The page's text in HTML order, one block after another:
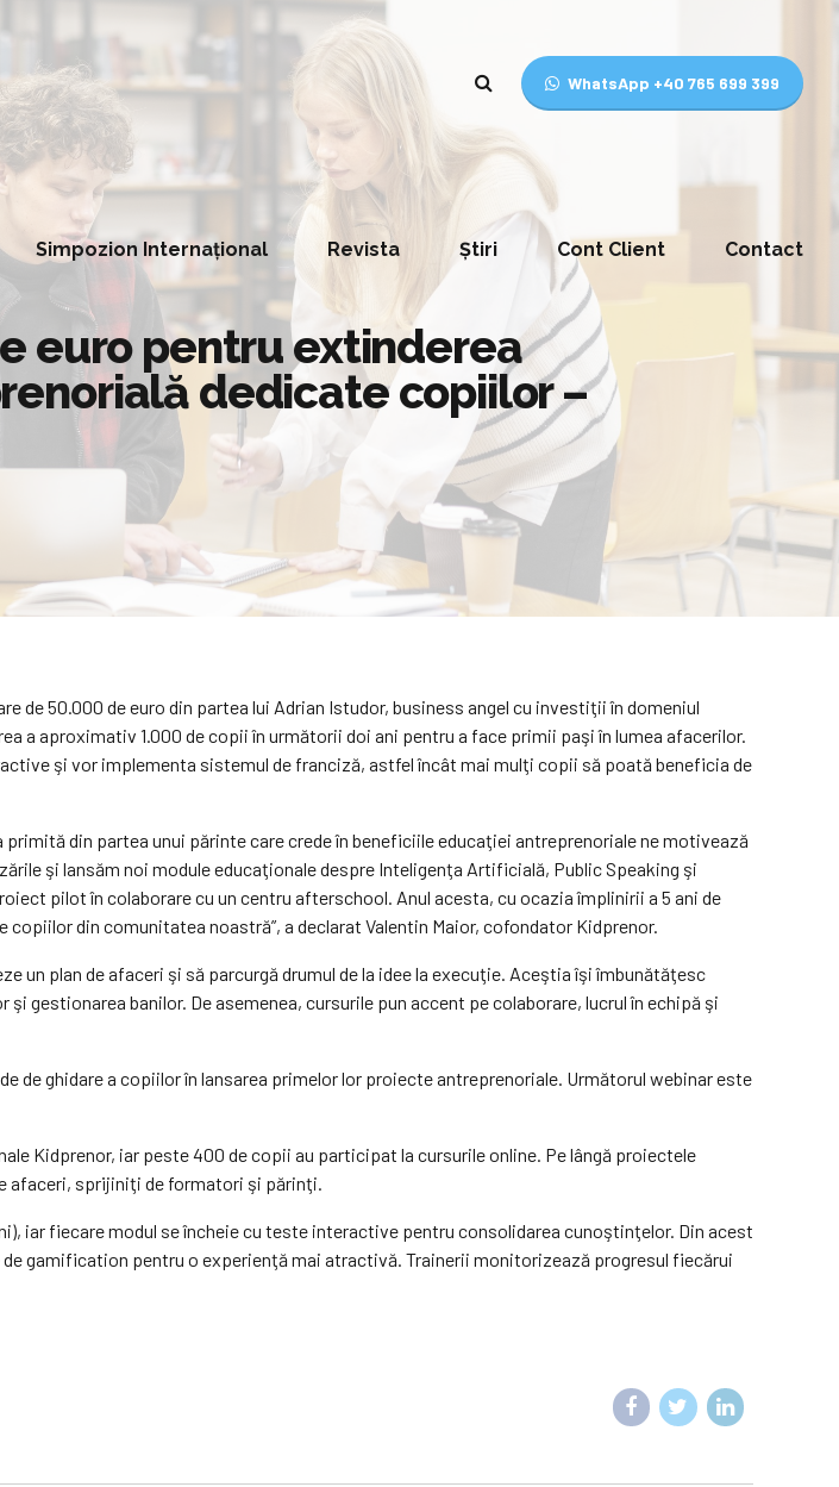
WhatsApp +40 765 699 399
Simpozion Internațional Revista Știri Cont Client Contact
euro pentru extinderea
dedicate copiilor –
50.000 de euro din partea lui Adrian Istudor, business angel cu investiţii în domeniul
aproximativ 1.000 de copii în următorii doi ani pentru a face primii paşi în lumea afacerilor.
şi vor implementa sistemul de franciză, astfel încât mai mulţi copii să poată beneficia de
din partea unui părinte care crede în beneficiile educaţiei antreprenoriale ne motivează
şi lansăm noi module educaţionale despre Inteligenţa Artificială, Public Speaking şi
pilot în colaborare cu un centru afterschool. Anul acesta, cu ocazia împlinirii a 5 ani de
din comunitatea noastră”, a declarat Valentin Maior, cofondator Kidprenor.
un plan de afaceri şi să parcurgă drumul de la idee la execuţie. Aceştia îşi îmbunătăţesc
gestionarea banilor. De asemenea, cursurile pun accent pe colaborare, lucrul în echipă şi
ghidare a copiilor în lansarea primelor lor proiecte antreprenoriale. Următorul webinar este
Kidprenor, iar peste 400 de copii au participat la cursurile online. Pe lângă proiectele
afaceri, sprijiniţi de formatori şi părinţi.
iar fiecare modul se încheie cu teste interactive pentru consolidarea cunoştinţelor. Din acest
gamification pentru o experienţă mai atractivă. Trainerii monitorizează progresul fiecărui